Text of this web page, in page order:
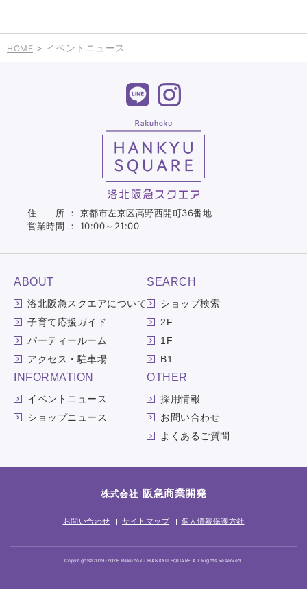
HOME > イベントニュース
住 所 ： 京都市左京区高野西開町36番地
営業時間 ： 10:00～21:00
ABOUT
洛北阪急スクエアについて
子育て応援ガイド
パーティールーム
アクセス・駐車場
SEARCH
ショップ検索
2F
1F
B1
INFORMATION
イベントニュース
ショップニュース
OTHER
採用情報
お問い合わせ
よくあるご質問
株式会社 阪急商業開発
お問い合わせ サイトマップ 個人情報保護方針
Copyright©2019-2026 Rakuhoku HANKYU SQUARE All Rights Reserved.